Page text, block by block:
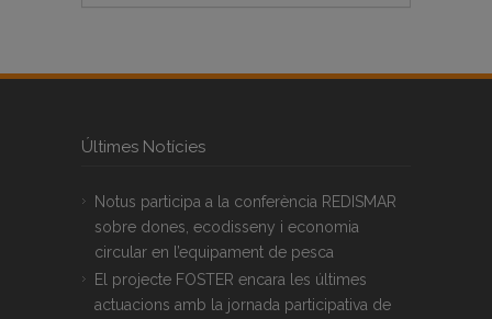
Últimes Notícies
Notus participa a la conferència REDISMAR
sobre dones, ecodisseny i economia
circular en l’equipament de pesca
El projecte FOSTER encara les últimes
actuacions amb la jornada participativa de